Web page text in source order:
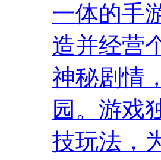
一体的手
造并经营
神秘剧情
园。游戏
技玩法，